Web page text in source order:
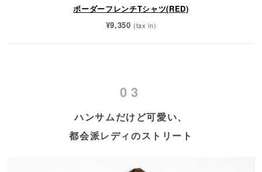
ボーダーフレンチTシャツ(RED)
¥9,350 (tax in)
03
ハンサムだけど可愛い、
都会派レディのストリート